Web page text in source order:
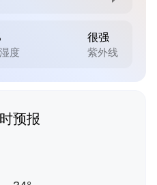
度
很强
紫外线
预报